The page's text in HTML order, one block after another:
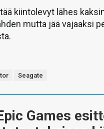
kiintolevyt lähes
mutta jää vajaaksi
Seagate
Games